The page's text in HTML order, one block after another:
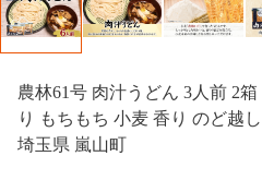
農林61号 肉汁うどん 3人前 2
り もちもち 小麦 香り のど越し お
埼玉県 嵐山町